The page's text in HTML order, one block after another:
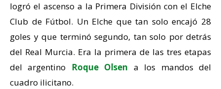
logró el ascenso a la Primera División con el Elche
Club de Fútbol. Un Elche que tan solo encajó 28
goles y que terminó segundo, tan solo por detrás
del Real Murcia. Era la primera de las tres etapas
del argentino Roque Olsen a los mandos del
cuadro ilicitano.